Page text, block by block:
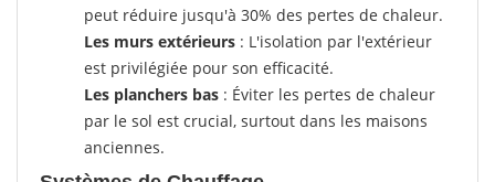
peut réduire jusqu'à 30% des pertes de chaleur.
Les murs extérieurs : L'isolation par l'extérieur
est privilégiée pour son efficacité.
Les planchers bas : Éviter les pertes de chaleur
par le sol est crucial, surtout dans les maisons
anciennes.